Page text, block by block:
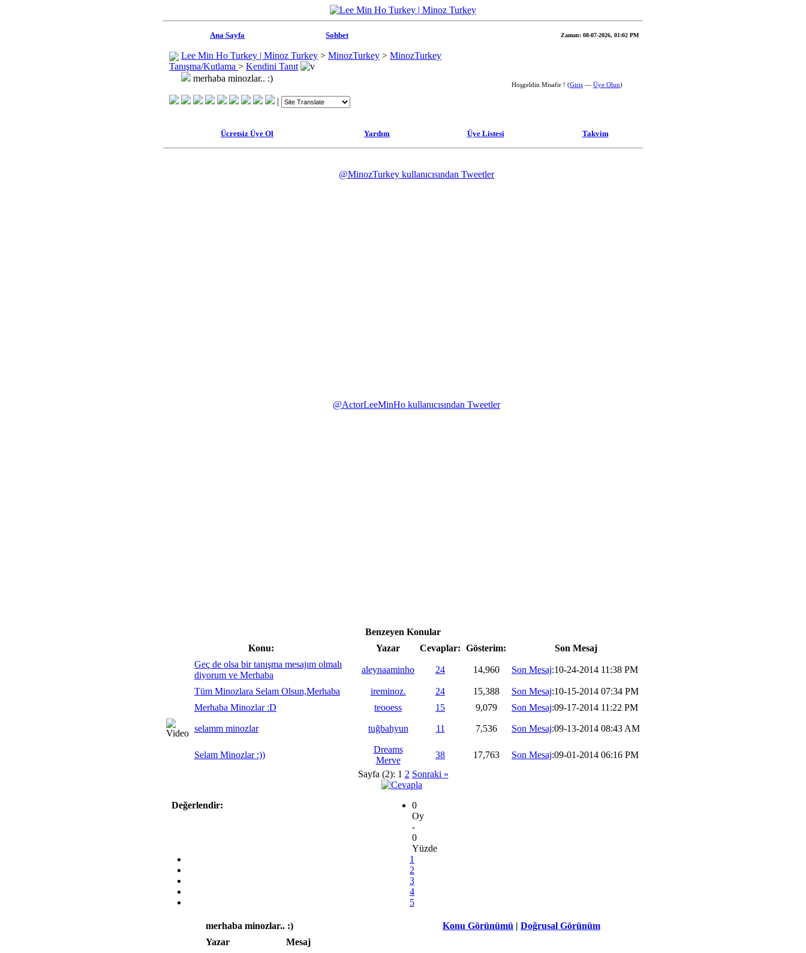
Ana Sayfa Sohbet Zaman: 08-07-2026, 01:02 PM
Lee Min Ho Turkey | Minoz Turkey > MinozTurkey > MinozTurkey
Tanışma/Kutlama > Kendini Tanıt
merhaba minozlar.. :)
|
Hoşgeldin Misafir ! (Giriş — Üye Olun)
Ücretsiz Üye Ol Yardım Üye Listesi Takvim
@MinozTurkey kullanıcısından Tweetler
@ActorLeeMinHo kullanıcısından Tweetler
Benzeyen Konular
Konu:
Yazar Cevaplar: Gösterim:
Son Mesaj
Geç de olsa bir tanışma mesajım olmalı
diyorum ve Merhaba
aleynaaminho 24 14,960 Son Mesaj:10-24-2014 11:38 PM
Tüm Minozlara Selam Olsun,Merhaba ireminoz. 24 15,388 Son Mesaj:10-15-2014 07:34 PM
Merhaba Minozlar :D
teooess 15 9,079 Son Mesaj:09-17-2014 11:22 PM
selamm minozlar tuğbahyun 11 7,536 Son Mesaj:09-13-2014 08:43 AM
Selam Minozlar :))
Dreams
Merve
38 17,763 Son Mesaj:09-01-2014 06:16 PM
Sayfa (2): 1 2 Sonraki »
Değerlendir:
0
Oy
-
0
Yüzde
1
2
3
4
5
Konu Görünümü | Doğrusal Görünüm
merhaba minozlar.. :)
Yazar
Mesaj